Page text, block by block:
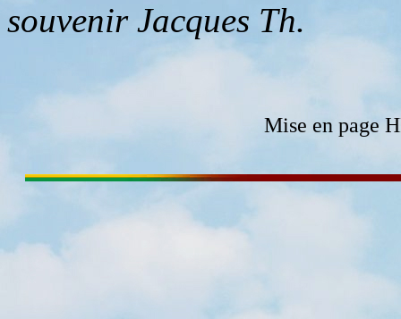
souvenir Jacques Th.
Mise en page